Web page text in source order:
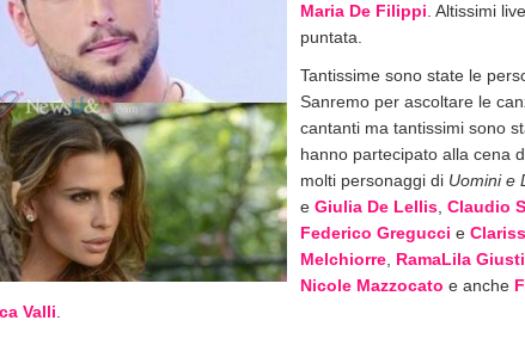
Maria De Filippi . Altissimi
puntata.
Tantissime sono state le
Sanremo per ascoltare le
cantanti ma tantissimi sono
hanno partecipato alla cena
molti personaggi di Uomini e
e Giulia De Lellis Claudio
Federico Gregucci e
Melchiorre RamaLila
Nicole Mazzocato e anche
Valli